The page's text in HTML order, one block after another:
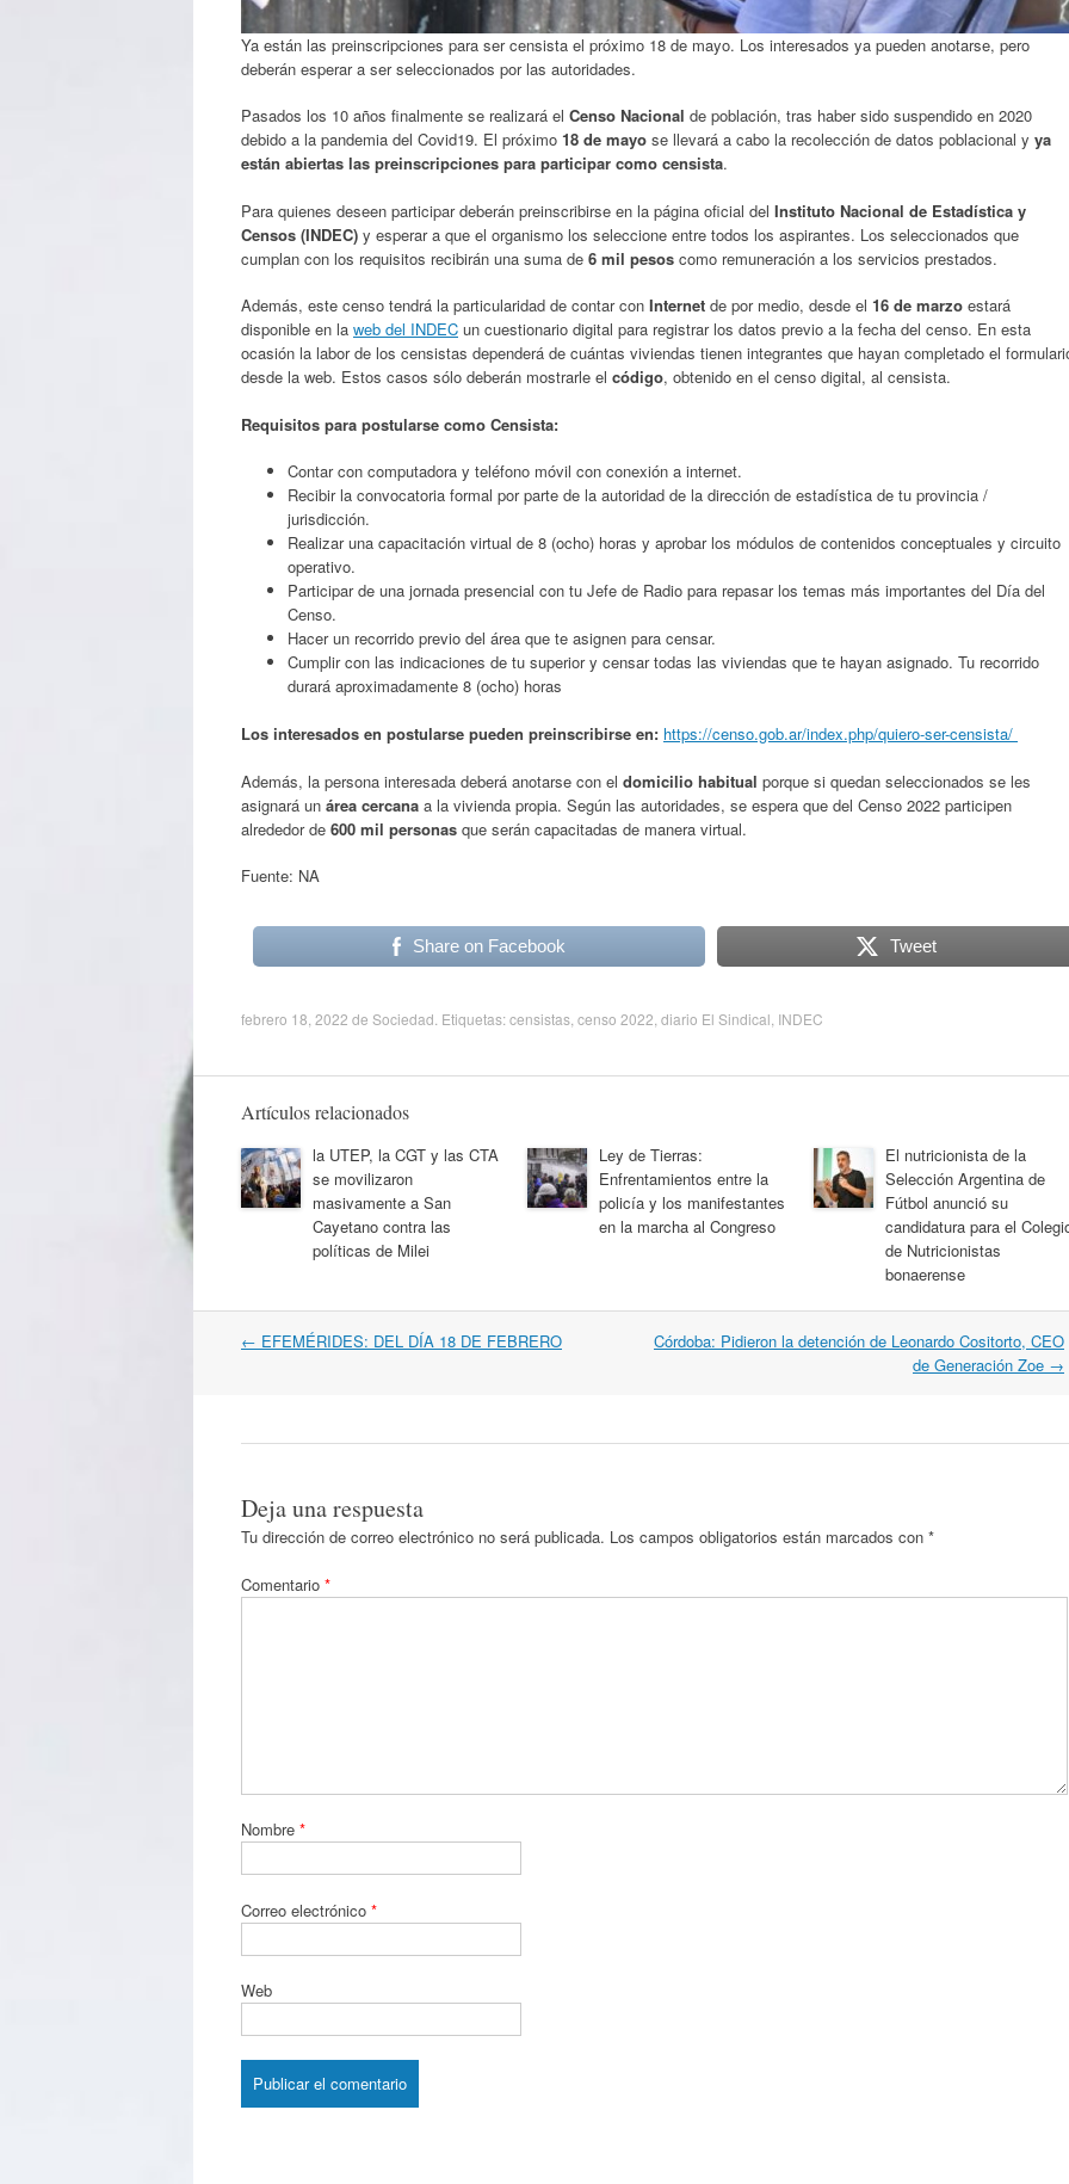
Ya están las preinscripciones para ser censista el próximo 18 de mayo. Los interesados ya pueden anotarse, pero
deberán esperar a ser seleccionados por las autoridades.
Pasados los 10 años finalmente se realizará el Censo Nacional de población, tras haber sido suspendido en 2020
debido a la pandemia del Covid19. El próximo 18 de mayo se llevará a cabo la recolección de datos poblacional y ya
están abiertas las preinscripciones para participar como censista.
Para quienes deseen participar deberán preinscribirse en la página oficial del Instituto Nacional de Estadística y
Censos (INDEC) y esperar a que el organismo los seleccione entre todos los aspirantes. Los seleccionados que
cumplan con los requisitos recibirán una suma de 6 mil pesos como remuneración a los servicios prestados.
Además, este censo tendrá la particularidad de contar con Internet de por medio, desde el 16 de marzo estará
disponible en la web del INDEC un cuestionario digital para registrar los datos previo a la fecha del censo. En esta
ocasión la labor de los censistas dependerá de cuántas viviendas tienen integrantes que hayan completado el
desde la web. Estos casos sólo deberán mostrarle el código, obtenido en el censo digital, al censista.
Requisitos para postularse como Censista:
Contar con computadora y teléfono móvil con conexión a internet.
Recibir la convocatoria formal por parte de la autoridad de la dirección de estadística de tu provincia /
jurisdicción.
Realizar una capacitación virtual de 8 (ocho) horas y aprobar los módulos de contenidos conceptuales y circuito
operativo.
Participar de una jornada presencial con tu Jefe de Radio para repasar los temas más importantes del Día del
Censo.
Hacer un recorrido previo del área que te asignen para censar.
Cumplir con las indicaciones de tu superior y censar todas las viviendas que te hayan asignado. Tu recorrido
durará aproximadamente 8 (ocho) horas
Los interesados en postularse pueden preinscribirse en: https://censo.gob.ar/index.php/quiero-ser-censista/
Además, la persona interesada deberá anotarse con el domicilio habitual porque si quedan seleccionados se les
asignará un área cercana a la vivienda propia. Según las autoridades, se espera que del Censo 2022 participen
alrededor de 600 mil personas que serán capacitadas de manera virtual.
Fuente: NA
Share on Facebook Tweet
febrero 18, 2022 de Sociedad . Etiquetas:censistas censo 2022 diario El Sindical INDEC
Artículos relacionados
la UTEP, la CGT y las CTA
se movilizaron
masivamente a San
Cayetano contra las
políticas de Milei
Ley de Tierras:
Enfrentamientos entre la
policía y los manifestantes
en la marcha al Congreso
El nutricionista de la
Selección Argentina de
Fútbol anunció su
candidatura para el
de Nutricionistas
bonaerense
Navegación
← EFEMÉRIDES: DEL DÍA 18 DE FEBRERO
Córdoba: Pidieron la detención de Leonardo Cositorto, CEO
de Generación Zoe →
Deja una respuesta
Tu dirección de correo electrónico no será publicada. Los campos obligatorios están marcados con *
Comentario *
Nombre *
Correo electrónico *
Web